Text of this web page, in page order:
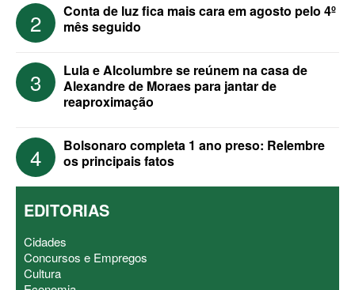
2
Conta de luz fica mais cara em agosto pelo 4º
mês seguido
3
Lula e Alcolumbre se reúnem na casa de
Alexandre de Moraes para jantar de
reaproximação
4
Bolsonaro completa 1 ano preso: Relembre
os principais fatos
EDITORIAS
Cidades
Concursos e Empregos
Cultura